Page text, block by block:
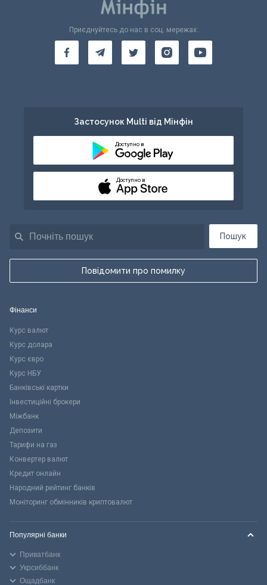
Пошук
Повідомити про помилку
Приєднуйтесь до нас в соц. мережах:
Застосунок Multi від Мінфін
Доступно в
Доступно в
Фінанси
Курс валют
Курс долара
Курс євро
Курс НБУ
Банківські картки
Інвестиційні брокери
Міжбанк
Депозити
Тарифи на газ
Конвертер валют
Кредит онлайн
Народний рейтинг банків
Моніторинг обмінників криптовалют
Популярні банки
Приватбанк
Укрсиббанк
Ощадбанк